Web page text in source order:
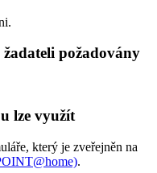
požadovány
lze využít
který je zveřejněn na
.